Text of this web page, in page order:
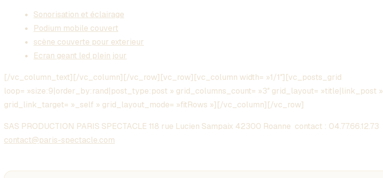
Sonorisation et éclairage
Podium mobile couvert
scène couverte pour exterieur
Ecran geant led plein jour
[/vc_column_text][/vc_column][/vc_row][vc_row][vc_column width= »1/1″][vc_posts_grid
loop= »size:9|order_by:rand|post_type:post » grid_columns_count= »3″ grid_layout= »title|link_post »
grid_link_target= »_self » grid_layout_mode= »fitRows »][/vc_column][/vc_row]
SAS PRODUCTION PARIS SPECTACLE 118 rue Lucien Sampaix 42300 Roanne contact : 04.77.66.12.73
contact@paris-spectacle.com